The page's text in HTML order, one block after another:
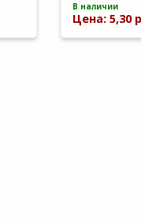
В наличии
Цена: 5,30